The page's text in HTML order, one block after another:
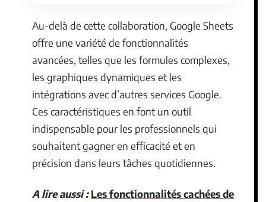
Au-delà de cette collaboration, Google Sheets
offre une variété de fonctionnalités
avancées, telles que les formules complexes,
les graphiques dynamiques et les
intégrations avec d’autres services Google.
Ces caractéristiques en font un outil
indispensable pour les professionnels qui
souhaitent gagner en efficacité et en
précision dans leurs tâches quotidiennes.
A lire aussi : Les fonctionnalités cachées de